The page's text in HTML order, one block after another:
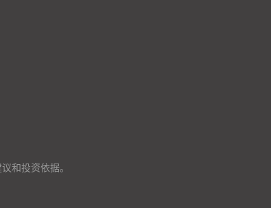
和投资依据。